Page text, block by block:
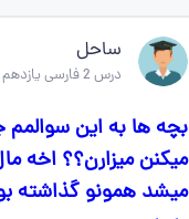
ساحل
درس 2 فارسی یازدهم
بچه ها به این سوالمم
میکنن میزارن؟؟ اخه
میشد همونو گذاشته